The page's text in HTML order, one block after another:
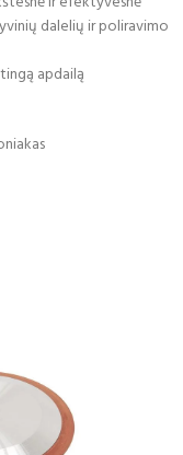
dalelių ir poliravimo
apdailą